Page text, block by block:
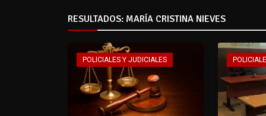
RESULTADOS: MARÍA CRISTINA NIEVES
POLICIALES Y JUDICIALES